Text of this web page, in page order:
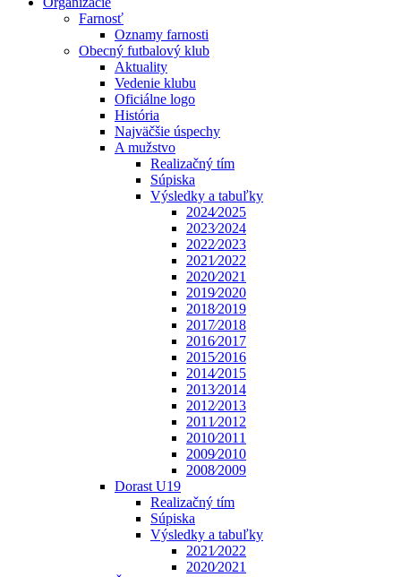
Farnosť
Oznamy farnosti
Obecný futbalový klub
Aktuality
Vedenie klubu
Oficiálne logo
História
Najväčšie úspechy
A mužstvo
Realizačný tím
Súpiska
Výsledky a tabuľky
2024⁄2025
2023⁄2024
2022⁄2023
2021⁄2022
2020⁄2021
2019⁄2020
2018⁄2019
2017⁄2018
2016⁄2017
2015⁄2016
2014⁄2015
2013⁄2014
2012⁄2013
2011⁄2012
2010⁄2011
2009⁄2010
2008⁄2009
Dorast U19
Realizačný tím
Súpiska
Výsledky a tabuľky
2021⁄2022
2020⁄2021